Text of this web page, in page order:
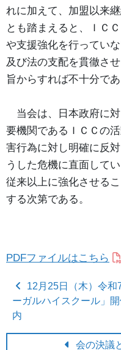
れに加えて、加盟以来
とも踏まえると、ＩＣ
や支援強化を行ってい
及び法の支配を貫徹さ
旨からすれば不十分で
当会は、日本政府に
要機関であるＩＣＣの
害行為に対し明確に反
うした危機に直面して
従来以上に強化させる
する次第である。
PDFファイルはこちら
投稿ナビゲ
12月25日（木）令和
ーガルハイスクール」
内
会の決議